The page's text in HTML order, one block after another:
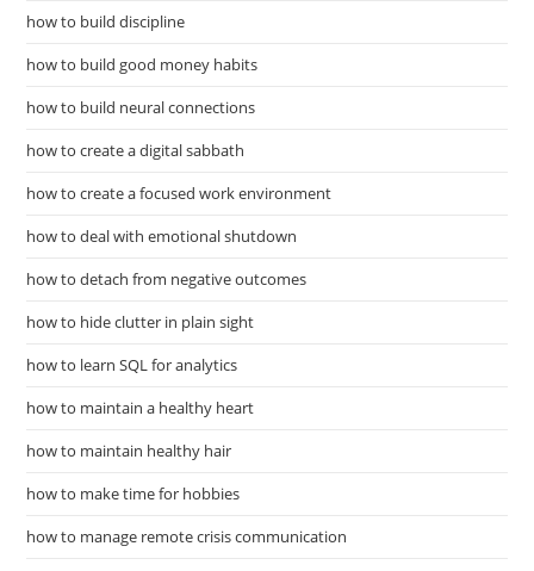
how to build discipline
how to build good money habits
how to build neural connections
how to create a digital sabbath
how to create a focused work environment
how to deal with emotional shutdown
how to detach from negative outcomes
how to hide clutter in plain sight
how to learn SQL for analytics
how to maintain a healthy heart
how to maintain healthy hair
how to make time for hobbies
how to manage remote crisis communication